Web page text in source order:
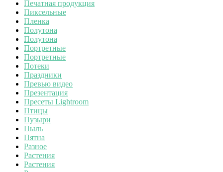
Печатная продукция
Пиксельные
Пленка
Полутона
Полутона
Портретные
Портретные
Потеки
Праздники
Превью видео
Презентация
Пресеты Lightroom
Птицы
Пузыри
Пыль
Пятна
Разное
Растения
Растения